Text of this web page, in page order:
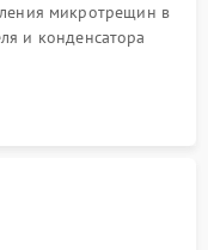
микротрещин в
и конденсатора
осушителя и
засоров.